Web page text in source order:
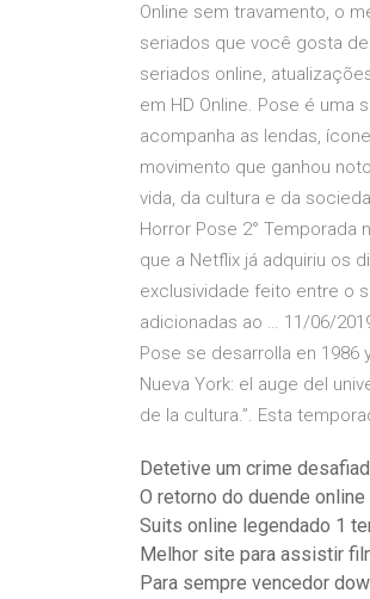
Online sem travamento, o
seriados que você gosta
seriados online,
em HD Online. Pose é uma
acompanha as lendas,
movimento que ganhou
vida, da cultura e da
Horror Pose 2° Temporada
que a Netflix já adquiriu os
exclusividade feito entre o
adicionadas ao … 11/06/
Pose se desarrolla en 1986
Nueva York: el auge del
de la cultura.”. Esta
Detetive um crime
O retorno do duende online
Suits online legendado 1
Melhor site para assistir
Para sempre vencedor